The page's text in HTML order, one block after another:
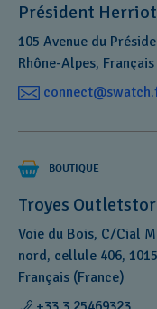
Président Herriot
105 Avenue du
Rhône-Alpes,
BOUTIQUE
Troyes
Voie du Bois, C/Cial
nord, cellule 406,
Français (France)